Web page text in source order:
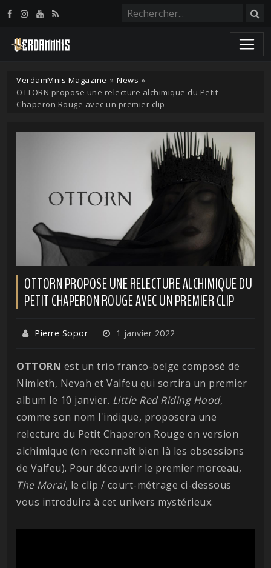
VerdamMnis Magazine » News »
OTTORN propose une relecture alchimique du Petit
Chaperon Rouge avec un premier clip
OTTORN PROPOSE UNE RELECTURE ALCHIMIQUE DU
PETIT CHAPERON ROUGE AVEC UN PREMIER CLIP
Pierre Sopor 1 janvier 2022
OTTORN est un trio franco-belge composé de
Nimleth, Nevah et Valfeu qui sortira un premier
album le 10 janvier. Little Red Riding Hood,
comme son nom l'indique, proposera une
relecture du Petit Chaperon Rouge en version
alchimique (on reconnaît bien là les obsessions
de Valfeu). Pour découvrir le premier morceau,
The Moral, le clip / court-métrage ci-dessous
vous introduira à cet univers mystérieux.
Panneau de gestion des cookies